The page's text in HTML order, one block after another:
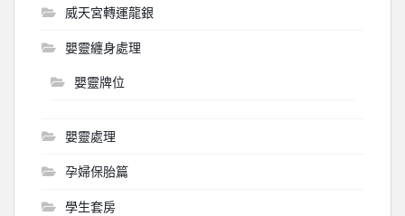
威天宮轉運龍銀
嬰靈纏身處理
嬰靈牌位
嬰靈處理
孕婦保胎篇
學生套房